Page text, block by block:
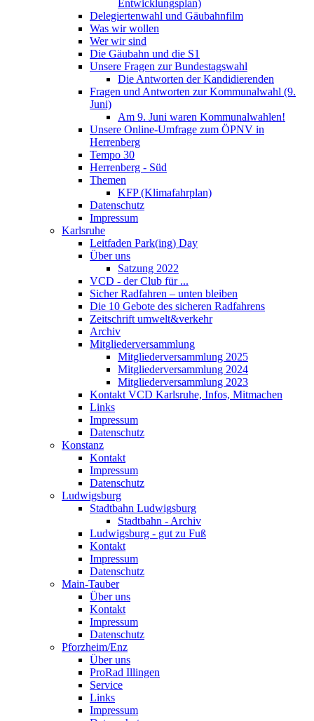
Entwicklungsplan)
Delegiertenwahl und Gäubahnfilm
Was wir wollen
Wer wir sind
Die Gäubahn und die S1
Unsere Fragen zur Bundestagswahl
Die Antworten der Kandidierenden
Fragen und Antworten zur Kommunalwahl (9.
Juni)
Am 9. Juni waren Kommunalwahlen!
Unsere Online-Umfrage zum ÖPNV in
Herrenberg
Tempo 30
Herrenberg - Süd
Themen
KFP (Klimafahrplan)
Datenschutz
Impressum
Karlsruhe
Leitfaden Park(ing) Day
Über uns
Satzung 2022
VCD - der Club für ...
Sicher Radfahren – unten bleiben
Die 10 Gebote des sicheren Radfahrens
Zeitschrift umwelt&verkehr
Archiv
Mitgliederversammlung
Mitgliederversammlung 2025
Mitgliederversammlung 2024
Mitgliederversammlung 2023
Kontakt VCD Karlsruhe, Infos, Mitmachen
Links
Impressum
Datenschutz
Konstanz
Kontakt
Impressum
Datenschutz
Ludwigsburg
Stadtbahn Ludwigsburg
Stadtbahn - Archiv
Ludwigsburg - gut zu Fuß
Kontakt
Impressum
Datenschutz
Main-Tauber
Über uns
Kontakt
Impressum
Datenschutz
Pforzheim/Enz
Über uns
ProRad Illingen
Service
Links
Impressum